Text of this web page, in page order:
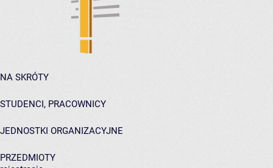
NA SKRÓTY
STUDENCI, PRACOWNICY
JEDNOSTKI ORGANIZACYJNE
PRZEDMIOTY